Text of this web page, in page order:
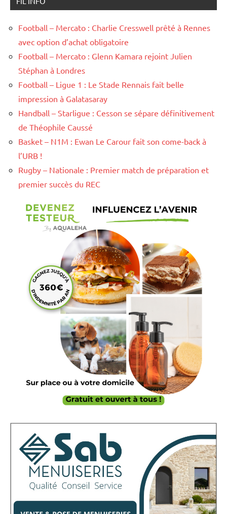
Football – Mercato : Charlie Cresswell prêté à Rennes
avec option d’achat obligatoire
Football – Mercato : Glenn Kamara rejoint Julien
Stéphan à Londres
Football – Ligue 1 : Le Stade Rennais fait belle
impression à Galatasaray
Handball – Starligue : Cesson se sépare définitivement
de Théophile Caussé
Basket – N1M : Ewan Le Carour fait son come-back à
l’URB !
Rugby – Nationale : Premier match de préparation et
premier succès du REC